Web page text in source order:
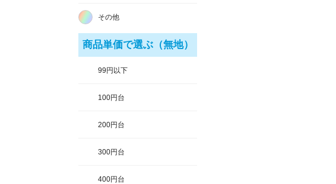
その他
商品単価で選ぶ（無地）
99円以下
100円台
200円台
300円台
400円台